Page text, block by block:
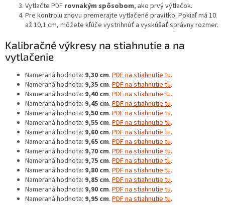
Vytlačte PDF rovnakým spôsobom, ako prvý výtlačok.
Pre kontrolu znovu premerajte vytlačené pravítko. Pokiaľ má 10
až 10,1 cm, môžete kľúče vystrihnúť a vyskúšať správny rozmer.
Kalibračné výkresy na stiahnutie a na
vytlačenie
Nameraná hodnota: 9,30 cm. PDF na stiahnutie tu.
Nameraná hodnota: 9,35 cm. PDF na stiahnutie tu.
Nameraná hodnota: 9,40 cm. PDF na stiahnutie tu.
Nameraná hodnota: 9,45 cm. PDF na stiahnutie tu.
Nameraná hodnota: 9,50 cm. PDF na stiahnutie tu.
Nameraná hodnota: 9,55 cm. PDF na stiahnutie tu.
Nameraná hodnota: 9,60 cm. PDF na stiahnutie tu.
Nameraná hodnota: 9,65 cm. PDF na stiahnutie tu.
Nameraná hodnota: 9,70 cm. PDF na stiahnutie tu.
Nameraná hodnota: 9,75 cm. PDF na stiahnutie tu.
Nameraná hodnota: 9,80 cm. PDF na stiahnutie tu.
Nameraná hodnota: 9,85 cm. PDF na stiahnutie tu.
Nameraná hodnota: 9,90 cm. PDF na stiahnutie tu.
Nameraná hodnota: 9,95 cm. PDF na stiahnutie tu.